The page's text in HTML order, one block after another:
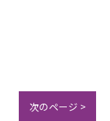
次のページ >